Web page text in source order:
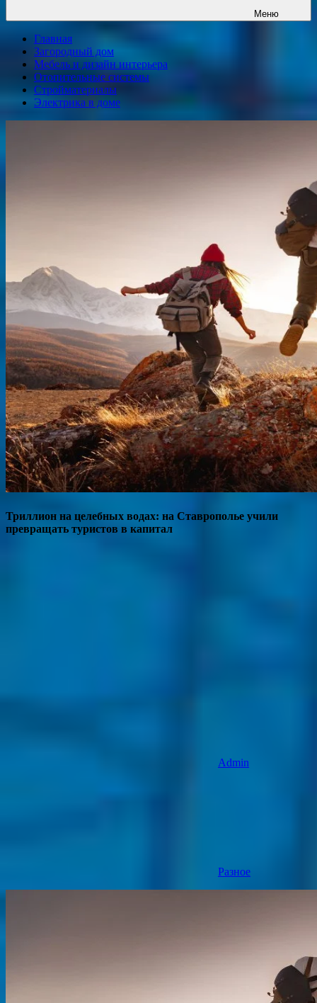
Меню
Главная
Загородный дом
Мебель и дизайн интерьера
Отопительные системы
Стройматериалы
Электрика в доме
Триллион на целебных водах: на Ставрополье учили
превращать туристов в капитал
Admin
Разное